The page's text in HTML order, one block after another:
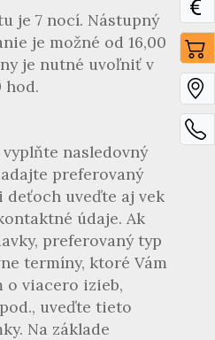
je 7 nocí. Nástupný
je možné od 16,00
je nutné uvoľniť v
hod.
nasledovný
preferovaný
uveďte aj vek
údaje. Ak
preferovaný typ
termíny, ktoré Vám
o viacero izieb,
uveďte tieto
Na základe